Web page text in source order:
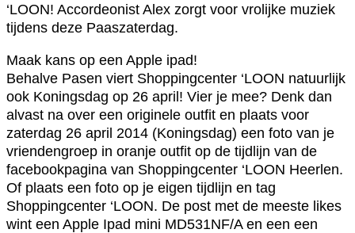
‘LOON! Accordeonist Alex zorgt voor vrolijke muziek
tijdens deze Paaszaterdag.
Maak kans op een Apple ipad!
Behalve Pasen viert Shoppingcenter ‘LOON natuurlijk
ook Koningsdag op 26 april! Vier je mee? Denk dan
alvast na over een originele outfit en plaats voor
zaterdag 26 april 2014 (Koningsdag) een foto van je
vriendengroep in oranje outfit op de tijdlijn van de
facebookpagina van Shoppingcenter ‘LOON Heerlen.
Of plaats een foto op je eigen tijdlijn en tag
Shoppingcenter ‘LOON. De post met de meeste likes
wint een Apple Ipad mini MD531NF/A en een een